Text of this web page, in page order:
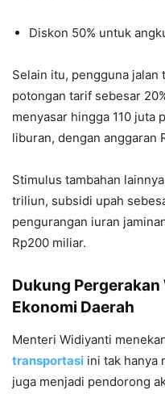
Diskon 50% untuk
Selain itu, pengguna jalan
potongan tarif sebesar
menyasar hingga 110 juta
liburan, dengan anggaran
Stimulus tambahan
triliun, subsidi upah
pengurangan iuran
Rp200 miliar.
Dukung
Ekonomi Daerah
Menteri Widiyanti
transportasi ini tak hanya
juga menjadi pendorong